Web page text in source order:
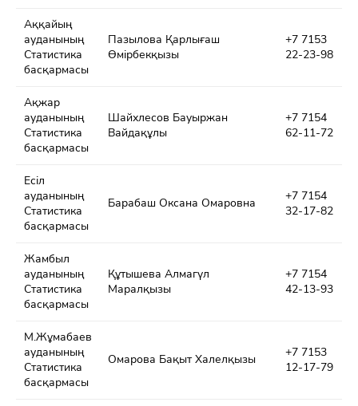
Аққайың
ауданының
Статистика
басқармасы
Пазылова Қарлығаш
Өмірбекқызы
+7 7153
22-23-98
Ақжар
ауданының
Статистика
басқармасы
Шайхлесов Бауыржан
Вайдақұлы
+7 7154
62-11-72
Есіл
ауданының
Статистика
басқармасы
Барабаш Оксана Омаровна
+7 7154
32-17-82
Жамбыл
ауданының
Статистика
басқармасы
Құтышева Алмагүл
Маралқызы
+7 7154
42-13-93
М.Жұмабаев
ауданының
Статистика
басқармасы
Омарова Бақыт Халелқызы
+7 7153
12-17-79